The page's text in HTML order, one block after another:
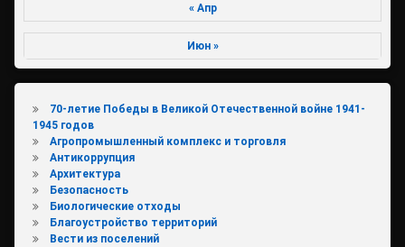
« Апр
Июн »
70-летие Победы в Великой Отечественной войне 1941-
1945 годов
Агропромышленный комплекс и торговля
Антикоррупция
Архитектура
Безопасность
Биологические отходы
Благоустройство территорий
Вести из поселений